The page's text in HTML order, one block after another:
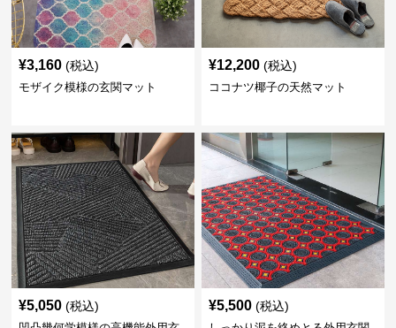
¥3,160 (税込)
モザイク模様の玄関マット
¥12,200 (税込)
ココナツ椰子の天然マット
¥5,050 (税込) ¥5,500 (税込)